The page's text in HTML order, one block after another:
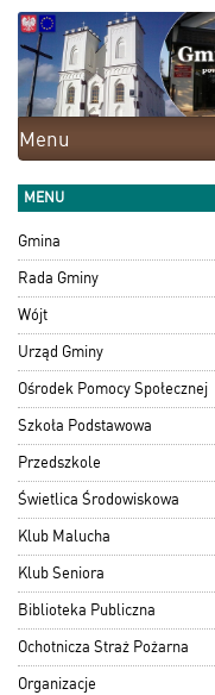
Menu
MENU
Gmina
Rada Gminy
Wójt
Urząd Gminy
Ośrodek Pomocy Społecznej
Szkoła Podstawowa
Przedszkole
Świetlica Środowiskowa
Klub Malucha
Klub Seniora
Biblioteka Publiczna
Ochotnicza Straż Pożarna
Organizacje